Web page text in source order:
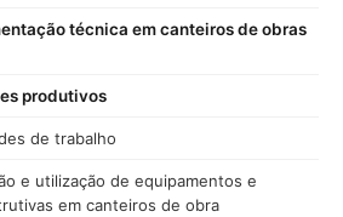
técnica em canteiros de obras
produtivos
de trabalho
e utilização de equipamentos e
em canteiros de obra